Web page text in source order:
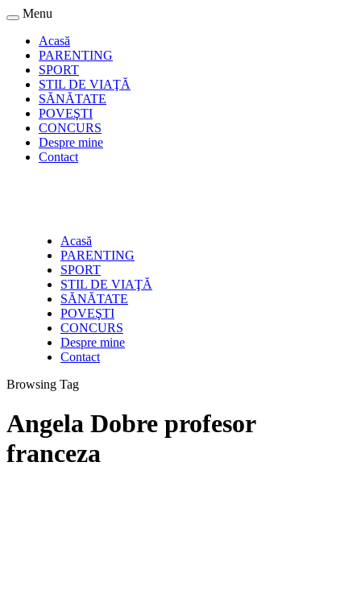
Menu
Acasă
PARENTING
SPORT
STIL DE VIAŢĂ
SĂNĂTATE
POVEŞTI
CONCURS
Despre mine
Contact
Acasă
PARENTING
SPORT
STIL DE VIAŢĂ
SĂNĂTATE
POVEŞTI
CONCURS
Despre mine
Contact
Browsing Tag
Angela Dobre profesor
franceza